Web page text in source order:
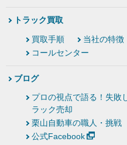
トラック買取
買取手順 当社の特徴
コールセンター
ブログ
プロの視点で語る！失敗
ラック売却
栗山自動車の職人・挑戦
公式Facebook